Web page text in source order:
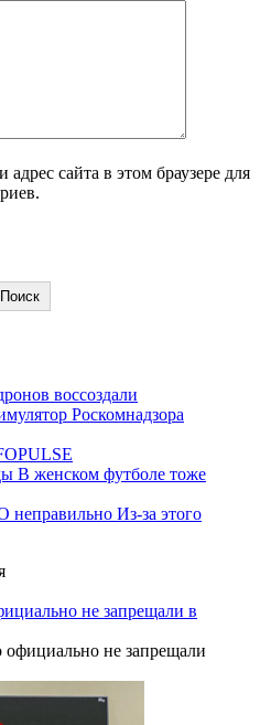
сайта в этом браузере для
Поиск
воссоздали
Роскомнадзора
В женском футболе тоже
неправильно Из-за этого
не запрещали в
не запрещали